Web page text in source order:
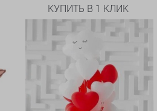
КУПИТЬ В 1 КЛИК